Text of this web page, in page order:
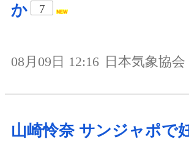
か
7
08月09日 12:16 日本気象協会
山崎怜奈 サンジャポで